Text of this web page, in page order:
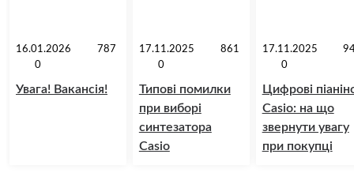
Увага! Вакансія!
16.01.2026
787
0
Типові помилки
при виборі
синтезатора
Casio
17.11.2025
861
0
Цифрові
Casio: на що
звернути увагу
при покупці
17.11.2025
0